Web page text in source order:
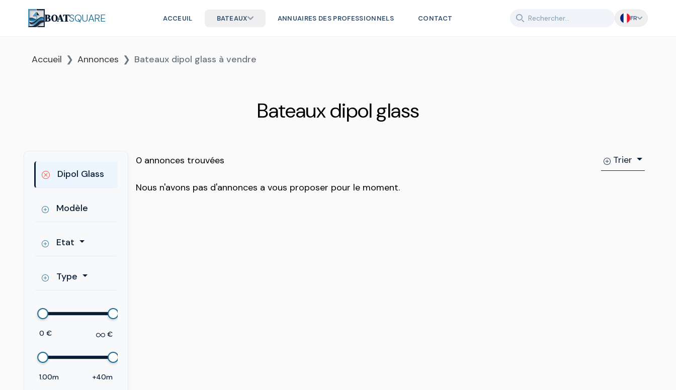
BOATSQUARE ACCEUIL BATEAUX ANNUAIRES DES PROFESSIONNELS CONTACT FR
Accueil Annonces Bateaux dipol glass à vendre
Bateaux dipol glass
Dipol Glass
Modèle
Etat
Type
0 € €
1.00m +40m
0 annonces trouvées Trier
Nous n'avons pas d'annonces a vous proposer pour le moment.